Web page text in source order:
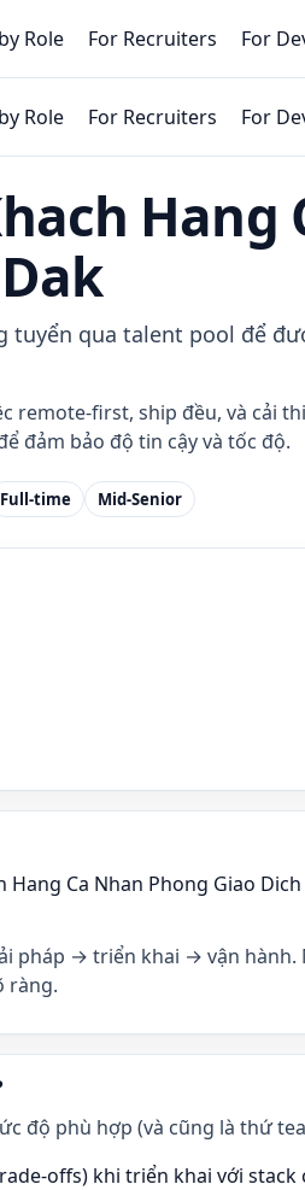
Role For Recruiters For
Role For Recruiters For
Hang
tuyển qua talent pool để
remote-first, ship đều, và cải
đảm bảo độ tin cậy và tốc độ.
Full-time Mid-Senior
Hang Ca Nhan Phong Giao
pháp → triển khai → vận
ràng.
độ phù hợp (và cũng là thứ
offs) khi triển khai với stack